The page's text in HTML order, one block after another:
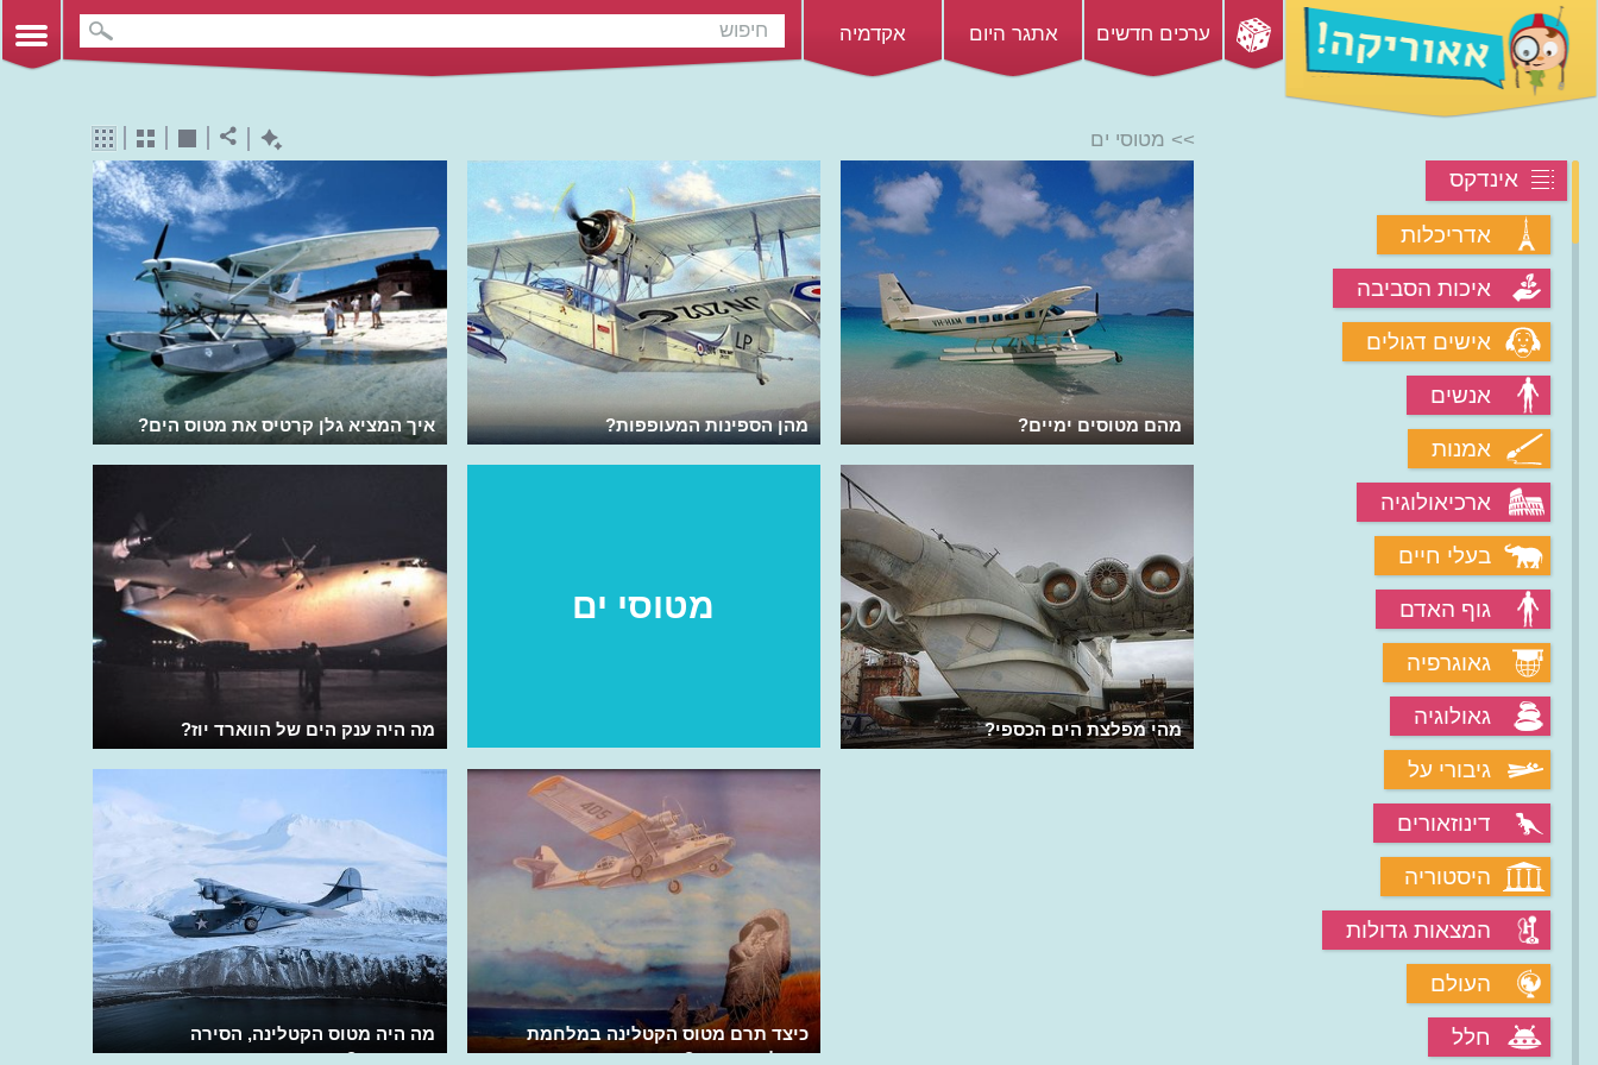
ערכים חדשים אתגר היום אקדמיה
אינדקס
אדריכלות
איכות הסביבה
אישים דגולים
אנשים
אמנות
ארכיאולוגיה
בעלי חיים
גוף האדם
גאוגרפיה
גאולוגיה
גיבורי על
דינוזאורים
היסטוריה
המצאות גדולות
העולם
חלל
>> מטוסי ים
איך המציא גלן קרטיס את מטוס הים? מהן הספינות המעופפות? מהם מטוסים ימיים?
מה היה ענק הים של הווארד יוז?
מטוסי ים
מהי מפלצת הים הכספי?
מה היה מטוס הקטלינה, הסירה
המעופפת?
כיצד תרם מטוס הקטלינה במלחמת
העולם השנייה?